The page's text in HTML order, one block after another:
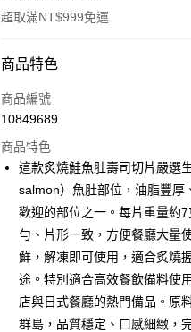
超取滿NT$999免運
付款方式
信用卡一次付款
3 期 0 利率 每期 NT$143
合作金庫商業銀行
華南商業銀行
國泰世華商業銀行
臺灣中小企業銀行
匯豐（台灣）商業銀行
聯邦商業銀行
元大商業銀行
6 期 0 利率 每期 NT$71
合作金庫商業銀行
華南商業銀行
上海商業儲蓄銀行
臺灣中小企業銀行
匯豐（台灣）商業銀行
聯邦商業銀行
LINE Pay
Apple Pay
悠遊付
Google Pay
商品特色
商品編號
10849689
商品特色
這款炙燒鮭魚肚壽司切片嚴選
salmon）魚肚部位，油脂豐厚
歡迎的部位之一。每片重量約
勻、片形一致，方便餐廳大量
鮮，解凍即可使用，適合炙燒
途。特別適合高效餐飲備料使
店與日式餐廳的熱門備品。原
群島，品質穩定、口感細緻，